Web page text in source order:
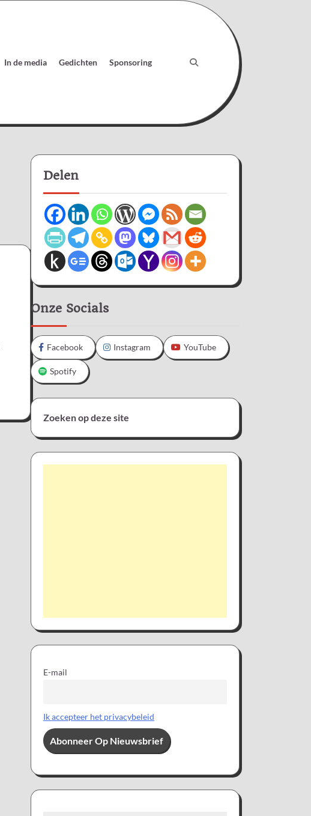
In de media Gedichten Sponsoring
Delen
Onze Socials
Facebook Instagram YouTube
Spotify
Zoeken op deze site
E-mail
Ik accepteer het privacybeleid